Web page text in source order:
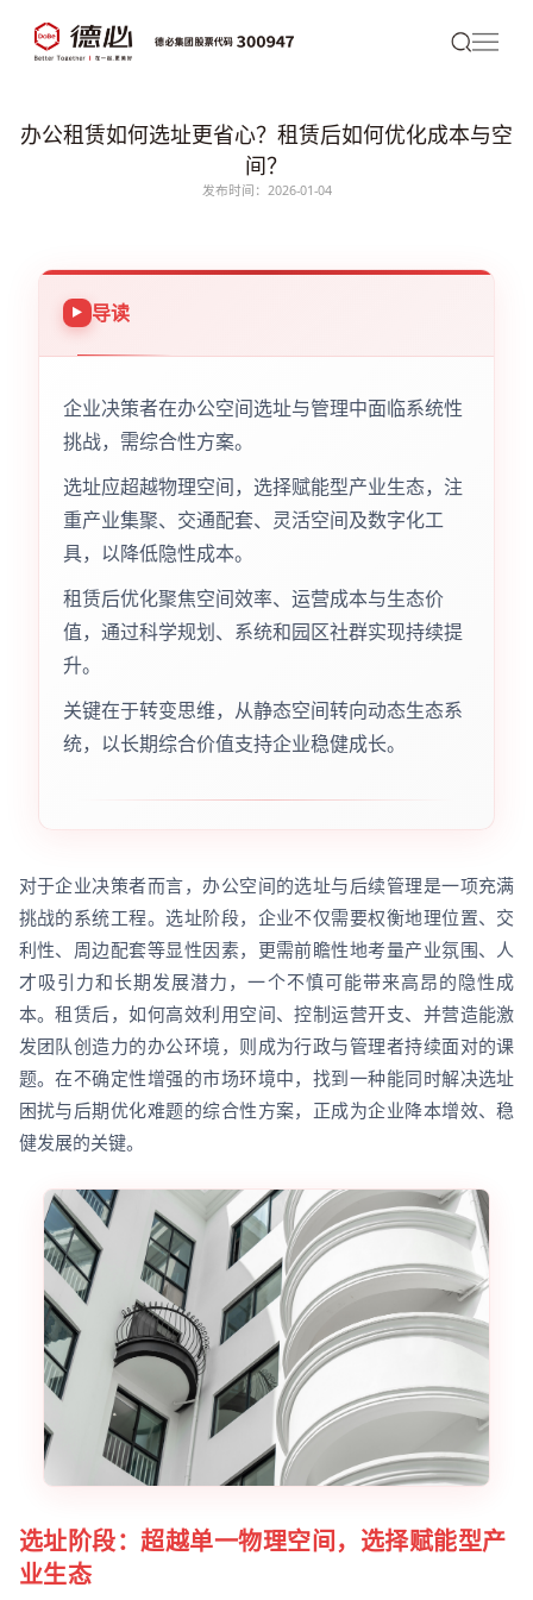
办公租赁如何选址更省心？租赁后如何优化成本与空
间？
发布时间：2026-01-04
导读
企业决策者在办公空间选址与管理中面临系统性
挑战，需综合性方案。
选址应超越物理空间，选择赋能型产业生态，注
重产业集聚、交通配套、灵活空间及数字化工
具，以降低隐性成本。
租赁后优化聚焦空间效率、运营成本与生态价
值，通过科学规划、系统和园区社群实现持续提
升。
关键在于转变思维，从静态空间转向动态生态系
统，以长期综合价值支持企业稳健成长。
对于企业决策者而言，办公空间的选址与后续管理是一项充满
挑战的系统工程。选址阶段，企业不仅需要权衡地理位置、交
利性、周边配套等显性因素，更需前瞻性地考量产业氛围、人
才吸引力和长期发展潜力，一个不慎可能带来高昂的隐性成
本。租赁后，如何高效利用空间、控制运营开支、并营造能激
发团队创造力的办公环境，则成为行政与管理者持续面对的课
题。在不确定性增强的市场环境中，找到一种能同时解决选址
困扰与后期优化难题的综合性方案，正成为企业降本增效、稳
健发展的关键。
选址阶段：超越单一物理空间，选择赋能型产
业生态